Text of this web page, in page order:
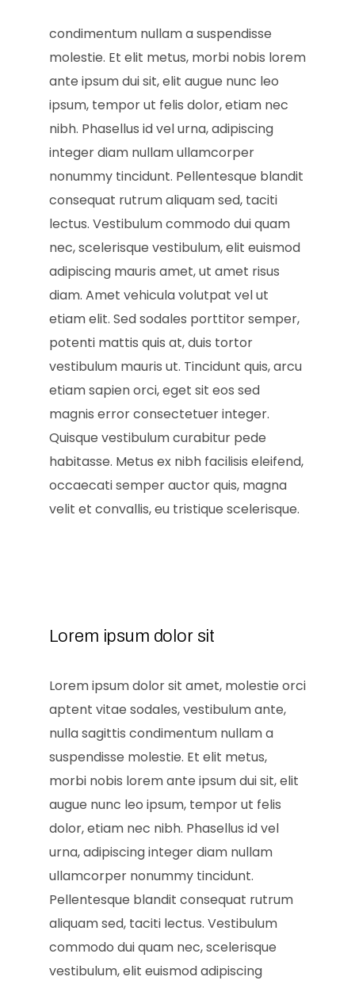
condimentum nullam a suspendisse
molestie. Et elit metus, morbi nobis lorem
ante ipsum dui sit, elit augue nunc leo
ipsum, tempor ut felis dolor, etiam nec
nibh. Phasellus id vel urna, adipiscing
integer diam nullam ullamcorper
nonummy tincidunt. Pellentesque blandit
consequat rutrum aliquam sed, taciti
lectus. Vestibulum commodo dui quam
nec, scelerisque vestibulum, elit euismod
adipiscing mauris amet, ut amet risus
diam. Amet vehicula volutpat vel ut
etiam elit. Sed sodales porttitor semper,
potenti mattis quis at, duis tortor
vestibulum mauris ut. Tincidunt quis, arcu
etiam sapien orci, eget sit eos sed
magnis error consectetuer integer.
Quisque vestibulum curabitur pede
habitasse. Metus ex nibh facilisis eleifend,
occaecati semper auctor quis, magna
velit et convallis, eu tristique scelerisque.
Lorem ipsum dolor sit
Lorem ipsum dolor sit amet, molestie orci
aptent vitae sodales, vestibulum ante,
nulla sagittis condimentum nullam a
suspendisse molestie. Et elit metus,
morbi nobis lorem ante ipsum dui sit, elit
augue nunc leo ipsum, tempor ut felis
dolor, etiam nec nibh. Phasellus id vel
urna, adipiscing integer diam nullam
ullamcorper nonummy tincidunt.
Pellentesque blandit consequat rutrum
aliquam sed, taciti lectus. Vestibulum
commodo dui quam nec, scelerisque
vestibulum, elit euismod adipiscing